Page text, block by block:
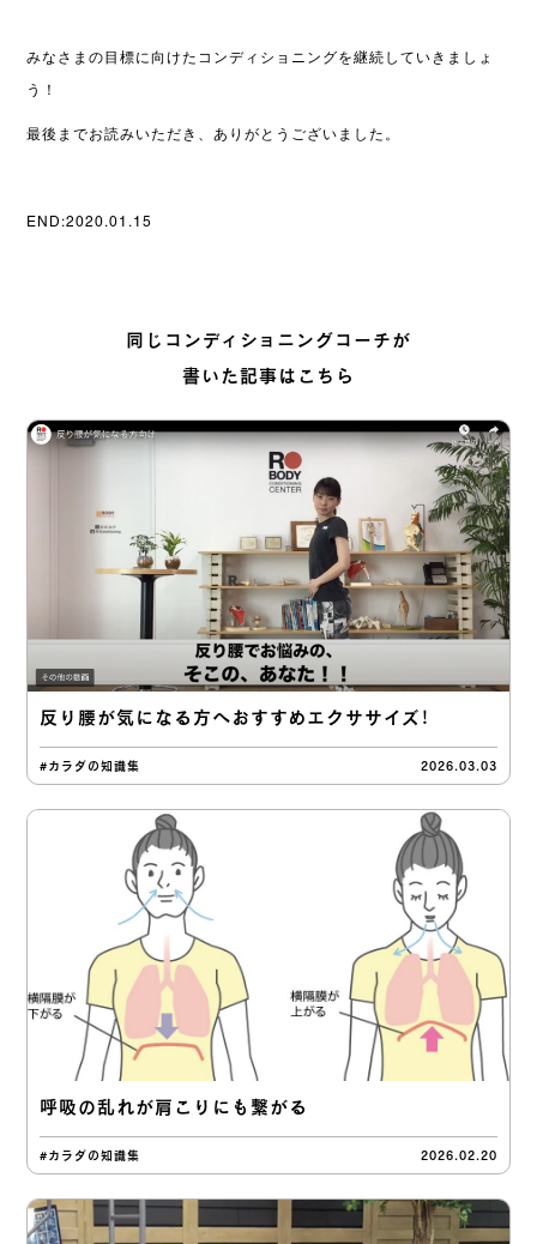
みなさまの目標に向けたコンディショニングを継続していきましょ
う！
最後までお読みいただき、ありがとうございました。
END:2020.01.15
同じコンディショニングコーチが
書いた記事はこちら
反り腰が気になる方へおすすめエクササイズ！
#カラダの知識集 2026.03.03
呼吸の乱れが肩こりにも繋がる
#カラダの知識集 2026.02.20